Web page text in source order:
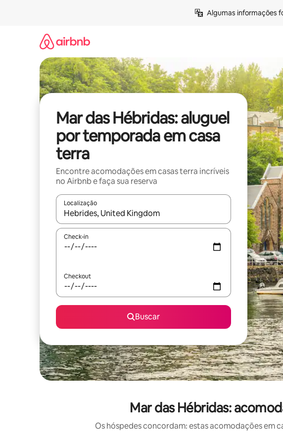
Algumas informações
Mar das Hébridas: aluguel
por temporada em casa
terra
Encontre acomodações em casas terra incríveis
no Airbnb e faça sua reserva
Localização
Quando os resultados estiverem disponíveis, explore-os usando as
Check-in
Checkout
Buscar
Mar das Hébridas:
Os hóspedes concordam: estas acomodações em